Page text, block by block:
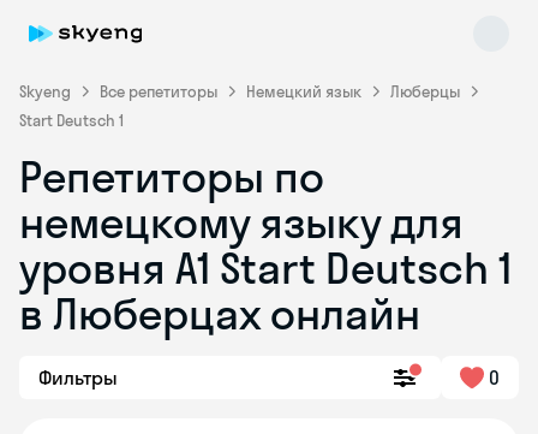
Skyeng Все репетиторы Немецкий язык
Люберцы
Start Deutsch 1
Репетиторы по
немецкому языку для
уровня A1 Start Deutsch 1
в Люберцах онлайн
Фильтры 0
Skyeng Chat